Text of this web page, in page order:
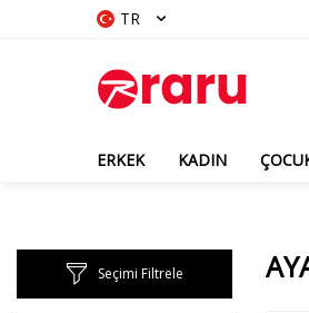
TR
ERKEK KADIN
Seçimi Filtrele